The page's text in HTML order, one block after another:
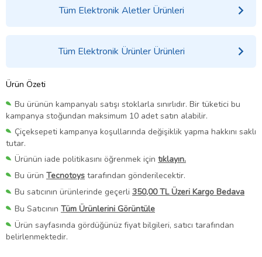
Tüm Elektronik Aletler Ürünleri
Tüm Elektronik Ürünler Ürünleri
Ürün Özeti
Bu ürünün kampanyalı satışı stoklarla sınırlıdır. Bir tüketici bu
kampanya stoğundan maksimum 10 adet satın alabilir.
Çiçeksepeti kampanya koşullarında değişiklik yapma hakkını saklı
tutar.
Ürünün iade politikasını öğrenmek için tıklayın.
Bu ürün Tecnotoys tarafından gönderilecektir.
Bu satıcının ürünlerinde geçerli 350,00 TL Üzeri Kargo Bedava
Bu Satıcının Tüm Ürünlerini Görüntüle
Ürün sayfasında gördüğünüz fiyat bilgileri, satıcı tarafından
belirlenmektedir.